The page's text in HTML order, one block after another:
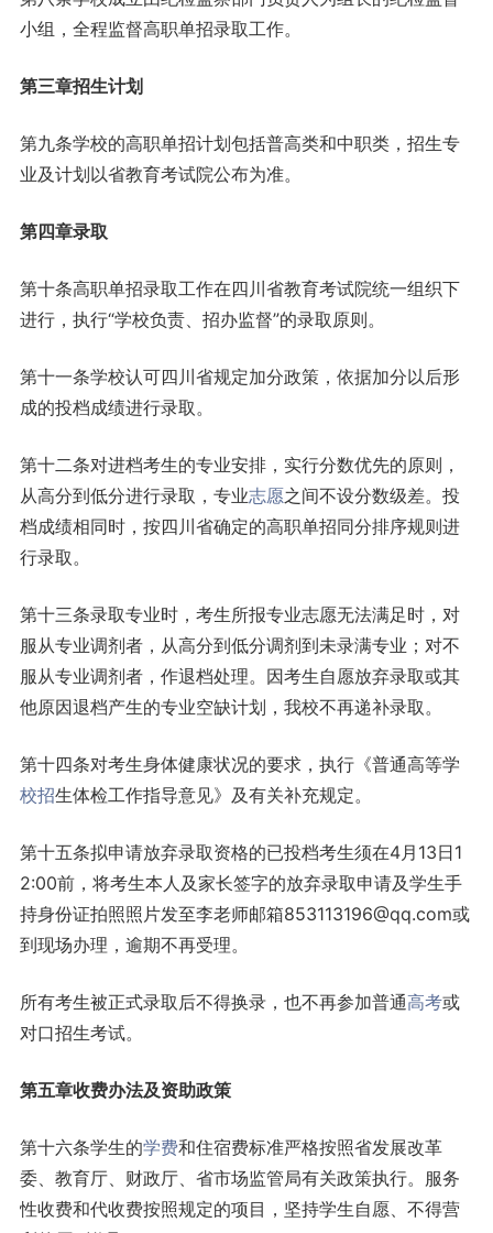
小组，全程监督高职单招录取工作。
第三章招生计划
第九条学校的高职单招计划包括普高类和中职类，招生专
业及计划以省教育考试院公布为准。
第四章录取
第十条高职单招录取工作在四川省教育考试院统一组织下
进行，执行“学校负责、招办监督”的录取原则。
第十一条学校认可四川省规定加分政策，依据加分以后形
成的投档成绩进行录取。
第十二条对进档考生的专业安排，实行分数优先的原则，
从高分到低分进行录取，专业志愿之间不设分数级差。投
档成绩相同时，按四川省确定的高职单招同分排序规则进
行录取。
第十三条录取专业时，考生所报专业志愿无法满足时，对
服从专业调剂者，从高分到低分调剂到未录满专业；对不
服从专业调剂者，作退档处理。因考生自愿放弃录取或其
他原因退档产生的专业空缺计划，我校不再递补录取。
第十四条对考生身体健康状况的要求，执行《普通高等学
校招生体检工作指导意见》及有关补充规定。
第十五条拟申请放弃录取资格的已投档考生须在4月13日1
2:00前，将考生本人及家长签字的放弃录取申请及学生手
持身份证拍照照片发至李老师邮箱853113196@qq.com或
到现场办理，逾期不再受理。
所有考生被正式录取后不得换录，也不再参加普通高考或
对口招生考试。
第五章收费办法及资助政策
第十六条学生的学费和住宿费标准严格按照省发展改革
委、教育厅、财政厅、省市场监管局有关政策执行。服务
性收费和代收费按照规定的项目，坚持学生自愿、不得营